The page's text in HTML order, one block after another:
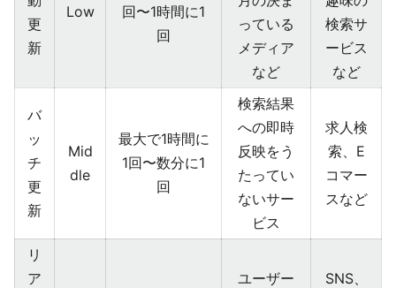
更
新
Low
回〜1時間に1
回
っている
メディア
など
検索サ
ービス
など
バ
ッ
チ
更
新
Mid
dle
最大で1時間に
1回〜数分に1
回
検索結果
への即時
反映をう
たってい
ないサー
ビス
求人検
索、E
コマー
スなど
リ
ア
ユーザー
SNS、